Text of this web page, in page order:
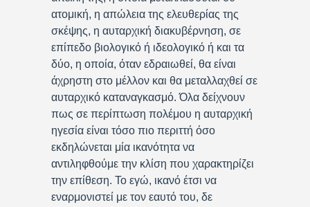
ατομική, η απώλεια της ελευθερίας της
σκέψης, η αυταρχική διακυβέρνηση, σε
επίπεδο βιολογικό ή ιδεολογικό ή και τα
δύο, η οποία, όταν εδραιωθεί, θα είναι
άχρηστη στο μέλλον και θα μεταλλαχθεί σε
αυταρχικό καταναγκασμό. Όλα δείχνουν
πως σε περίπτωση πολέμου η αυταρχική
ηγεσία είναι τόσο πιο περιττή όσο
εκδηλώνεται μία ικανότητα να
αντιληφθούμε την κλίση που χαρακτηρίζει
την επίθεση. Το εγώ, ικανό έτσι να
εναρμονιστεί με τον εαυτό του, δε